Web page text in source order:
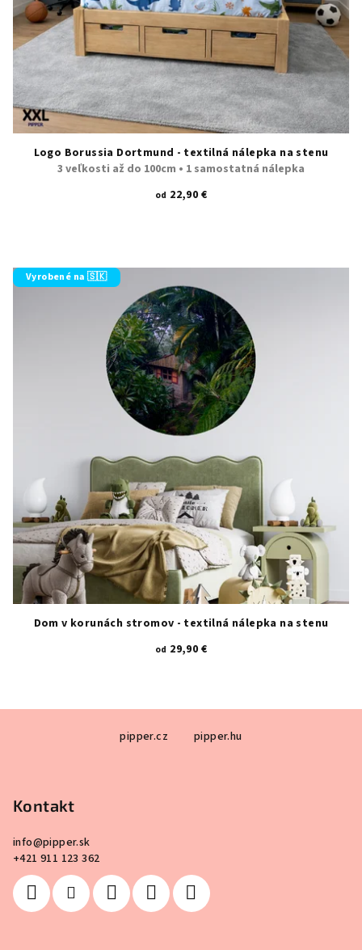
Logo Borussia Dortmund - textilná nálepka na stenu
3 veľkosti až do 100cm • 1 samostatná nálepka
od 22,90 €
Vyrobené na 🇸🇰
Dom v korunách stromov - textilná nálepka na stenu
od 29,90 €
pipper.cz pipper.hu
Kontakt
info@pipper.sk
+421 911 123 362